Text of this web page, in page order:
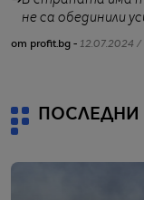
не са обединили
от profit.bg - 12.07.2024 /